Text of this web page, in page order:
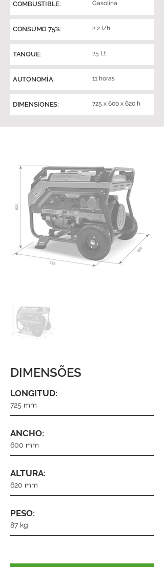
COMBUSTIBLE: Gasolina
CONSUMO 75%: 2,2 l/h
TANQUE: 25 Lt
AUTONOMÍA: 11 horas
DIMENSIONES: 725 x 600 x 620 h
DIMENSÕES
LONGITUD:
725 mm
ANCHO:
600 mm
ALTURA:
620 mm
PESO:
87 kg